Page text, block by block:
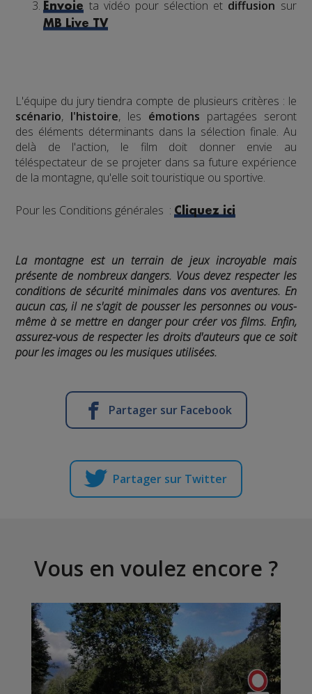
Envoie ta vidéo pour sélection et diffusion sur
MB Live TV
L'équipe du jury tiendra compte de plusieurs critères : le
scénario, l'histoire, les émotions partagées seront
des éléments déterminants dans la sélection finale. Au
delà de l'action, le film doit donner envie au
téléspectateur de se projeter dans sa future expérience
de la montagne, qu'elle soit touristique ou sportive.
Pour les Conditions générales :Cliquez ici
La montagne est un terrain de jeux incroyable mais
présente de nombreux dangers. Vous devez respecter les
conditions de sécurité minimales dans vos aventures. En
aucun cas, il ne s'agit de pousser les personnes ou vous-
même à se mettre en danger pour créer vos films. Enfin,
assurez-vous de respecter les droits d'auteurs que ce soit
pour les images ou les musiques utilisées.
Partager sur Facebook
Partager sur Twitter
Vous en voulez encore ?